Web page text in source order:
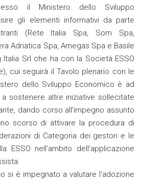
il Ministero dello Sviluppo
gli elementi informativi da parte
(Rete Italia Spa, Som Spa,
Adriatica Spa, Amegas Spa e Basile
Italia Srl che ha con la Società ESSO
cui seguirà il Tavolo plenario con le
dello Sviluppo Economico è ad
sostenere altre iniziative sollecitate
dando corso all’impegno assunto
scorso di attivare la procedura di
di Categoria dei gestori e le
ESSO nell’ambito dell’applicazione
si è impegnato a valutare l’adozione